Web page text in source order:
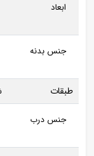
ابعاد
جنس بدنه
طبقات
جنس درب